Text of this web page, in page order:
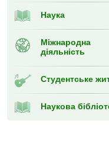
Наука
Міжнародна
діяльність
Студентське
Наукова